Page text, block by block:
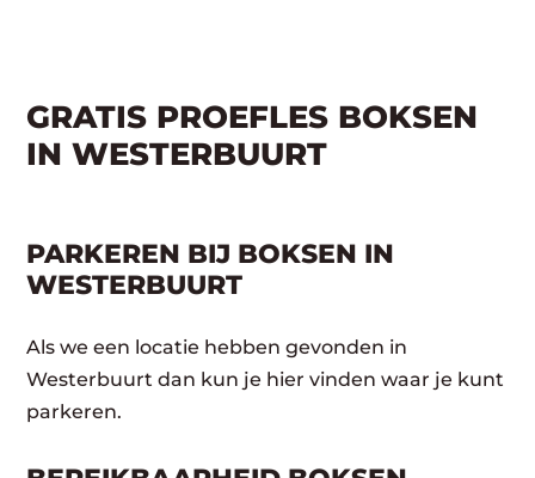
GRATIS PROEFLES BOKSEN
IN WESTERBUURT
PARKEREN BIJ BOKSEN IN
WESTERBUURT
Als we een locatie hebben gevonden in
Westerbuurt dan kun je hier vinden waar je kunt
parkeren.